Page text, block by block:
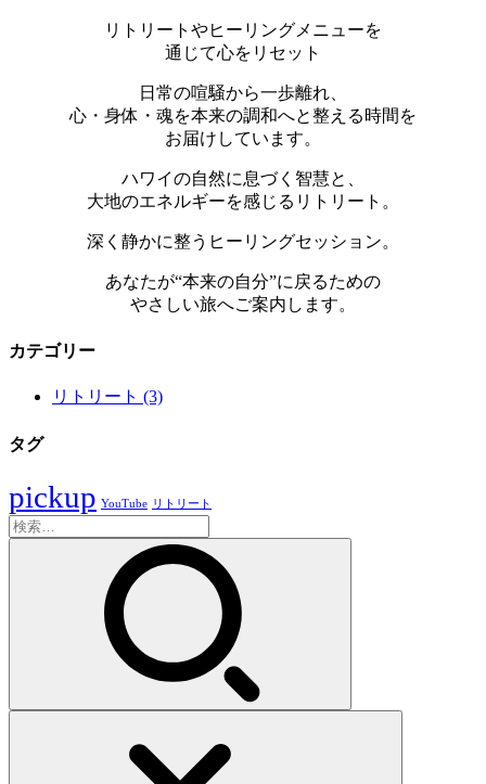
リトリートやヒーリングメニューを
通じて心をリセット
日常の喧騒から一歩離れ、
心・身体・魂を本来の調和へと整える時間を
お届けしています。
ハワイの自然に息づく智慧と、
大地のエネルギーを感じるリトリート。
深く静かに整うヒーリングセッション。
あなたが“本来の自分”に戻るための
やさしい旅へご案内します。
カテゴリー
リトリート (3)
タグ
pickup YouTube リトリート
検
索: